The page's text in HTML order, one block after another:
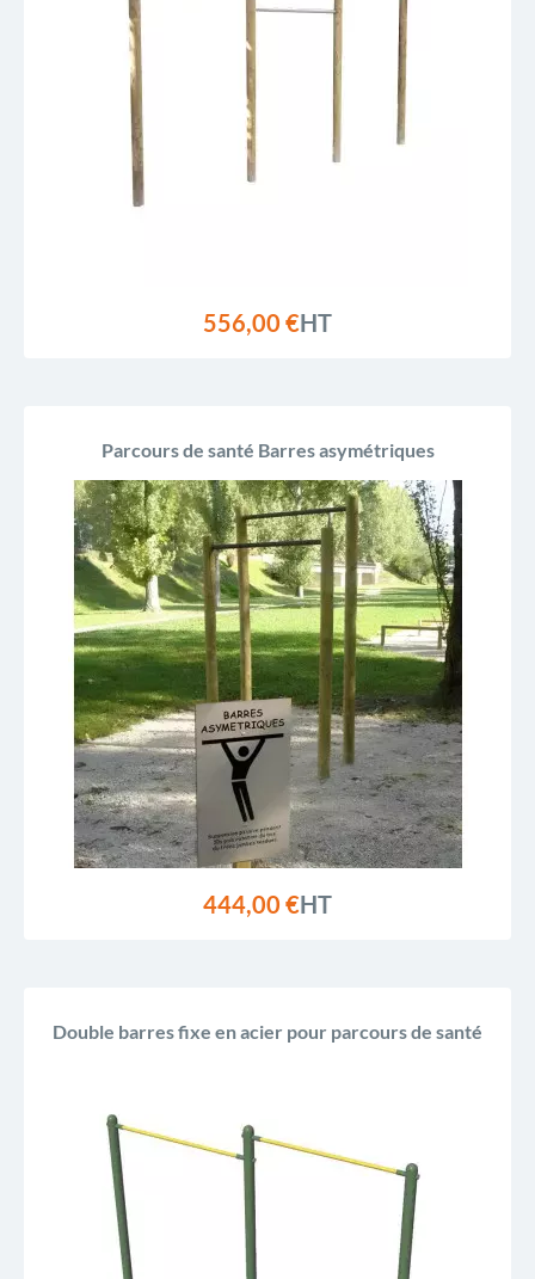
556,00 €HT
Parcours de santé Barres asymétriques
444,00 €HT
Double barres fixe en acier pour parcours de santé